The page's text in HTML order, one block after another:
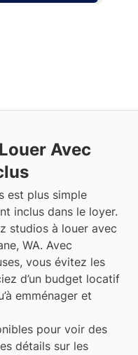
Avec
est plus simple
inclus dans le loyer.
studios à louer avec
WA. Avec
vous évitez les
d’un budget locatif
emménager et
pour voir des
détails sur les